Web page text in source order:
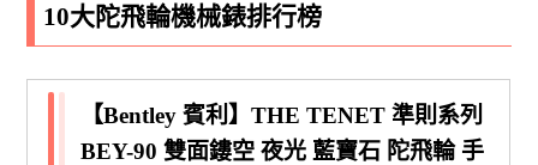
10大陀飛輪機械錶排行榜
【Bentley 賓利】THE TENET 準則系列
BEY-90 雙面鏤空 夜光 藍寶石 陀飛輪 手